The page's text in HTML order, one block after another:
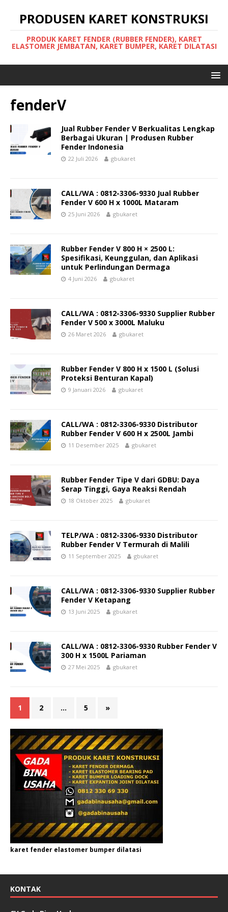
PRODUSEN KARET KONSTRUKSI
PRODUK KARET FENDER (RUBBER FENDER), KARET
ELASTOMER JEMBATAN, KARET BUMPER, KARET DILATASI
fenderV
Jual Rubber Fender V Berkualitas Lengkap
Berbagai Ukuran | Produsen Rubber
Fender Indonesia
22 Juli 2026 gbukaret
CALL/WA : 0812-3306-9330 Jual Rubber
Fender V 600 H x 1000L Mataram
25 Juni 2026 gbukaret
Rubber Fender V 800 H × 2500 L:
Spesifikasi, Keunggulan, dan Aplikasi
untuk Perlindungan Dermaga
4 Juni 2026 gbukaret
CALL/WA : 0812-3306-9330 Supplier Rubber
Fender V 500 x 3000L Maluku
26 Maret 2026 gbukaret
Rubber Fender V 800 H x 1500 L (Solusi
Proteksi Benturan Kapal)
9 Januari 2026 gbukaret
CALL/WA : 0812-3306-9330 Distributor
Rubber Fender V 600 H x 2500L Jambi
11 Desember 2025 gbukaret
Rubber Fender Tipe V dari GDBU: Daya
Serap Tinggi, Gaya Reaksi Rendah
18 Oktober 2025 gbukaret
TELP/WA : 0812-3306-9330 Distributor
Rubber Fender V Termurah di Malili
11 September 2025 gbukaret
CALL/WA : 0812-3306-9330 Supplier Rubber
Fender V Ketapang
13 Juni 2025 gbukaret
CALL/WA : 0812-3306-9330 Rubber Fender V
300 H x 1500L Pariaman
27 Mei 2025 gbukaret
1 2 … 5 »
karet fender elastomer bumper dilatasi
KONTAK